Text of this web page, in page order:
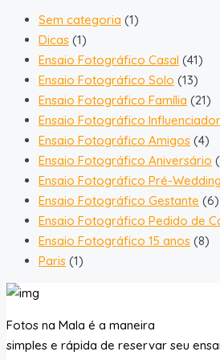
Sem categoria (1)
Dicas (1)
Ensaio Fotográfico Casal (41)
Ensaio Fotográfico Solo (13)
Ensaio Fotográfico Família (21)
Ensaio Fotográfico Influenciador
Ensaio Fotográfico Amigos (4)
Ensaio Fotográfico Aniversário
Ensaio Fotográfico Pré-Wedding
Ensaio Fotográfico Gestante (6)
Ensaio Fotográfico Pedido de
Ensaio Fotográfico 15 anos (8)
Paris (1)
Fotos na Mala é a maneira
simples e rápida de reservar seu